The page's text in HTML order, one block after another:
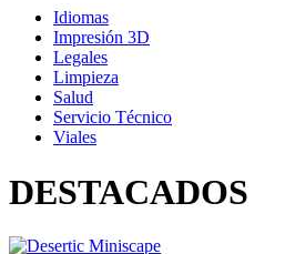
Idiomas
Impresión 3D
Legales
Limpieza
Salud
Servicio Técnico
Viales
DESTACADOS